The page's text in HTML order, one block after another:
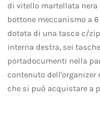
di vitello martellata
bottone meccanismo a
dotata di una tasca c/
interna destra, sei
portadocumenti nella
contenuto
che si può acquistare a